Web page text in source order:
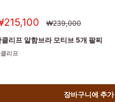
정
가
₩239,000
클리프 알함브라 모티브 5개 팔찌
리프
장바구니에 추가